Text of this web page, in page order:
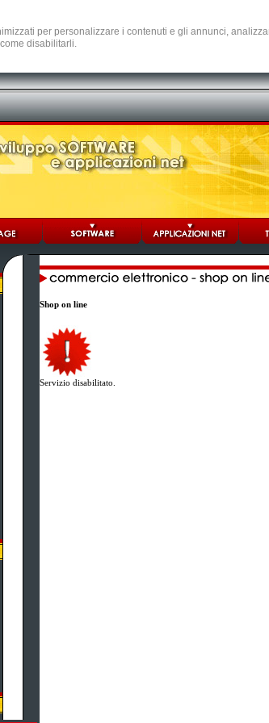
per personalizzare i contenuti e gli annunci,
disabilitarli.
Shop on line
Servizio disabilitato.